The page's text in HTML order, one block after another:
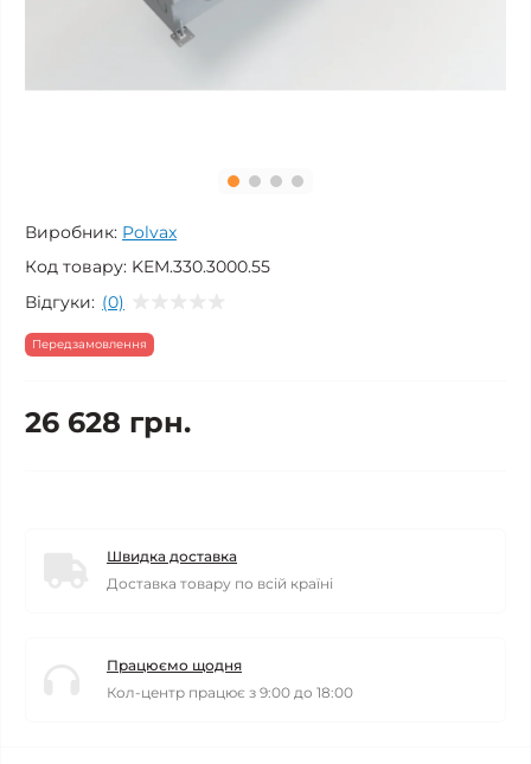
Виробник: Polvax
Код товару: KEM.330.3000.55
Відгуки: (0)
Передзамовлення
26 628 грн.
Швидка доставка
Доставка товару по всій країні
Працюємо щодня
Кол-центр працює з 9:00 до 18:00